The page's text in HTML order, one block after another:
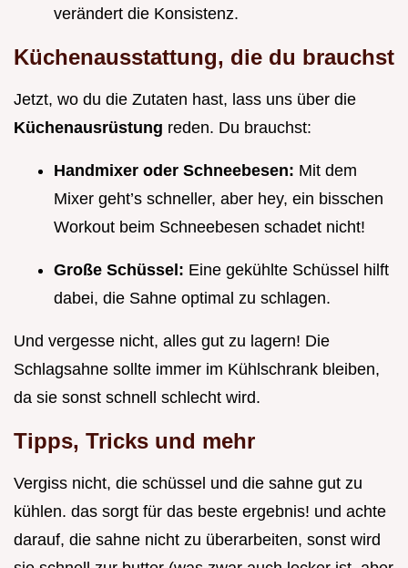
verändert die Konsistenz.
Küchenausstattung, die du brauchst
Jetzt, wo du die Zutaten hast, lass uns über die
Küchenausrüstung reden. Du brauchst:
Handmixer oder Schneebesen: Mit dem
Mixer geht’s schneller, aber hey, ein bisschen
Workout beim Schneebesen schadet nicht!
Große Schüssel: Eine gekühlte Schüssel hilft
dabei, die Sahne optimal zu schlagen.
Und vergesse nicht, alles gut zu lagern! Die
Schlagsahne sollte immer im Kühlschrank bleiben,
da sie sonst schnell schlecht wird.
Tipps, Tricks und mehr
Vergiss nicht, die schüssel und die sahne gut zu
kühlen. das sorgt für das beste ergebnis! und achte
darauf, die sahne nicht zu überarbeiten, sonst wird